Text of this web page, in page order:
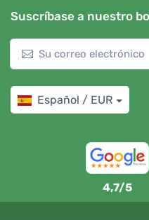
Suscríbase a nuestro
Español / EUR
4,7/5